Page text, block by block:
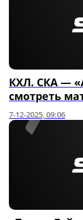
КХЛ. СКА —
смотреть
7-12-2025, 09:06